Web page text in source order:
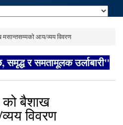
आय/व्यय विवरण
समृद्ध र समतामूलक उर्लाबारी"
बैशाख
विवरण